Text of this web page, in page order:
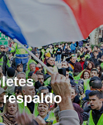
respaldo